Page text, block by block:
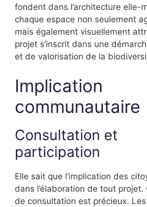
fondent dans l’architecture elle-
chaque espace non seulement
mais également visuellement
projet s’inscrit dans une
et de valorisation de la
Implication
communautaire
Consultation et
participation
Elle sait que l’implication des
dans l’élaboration de tout projet.
de consultation est précieux.